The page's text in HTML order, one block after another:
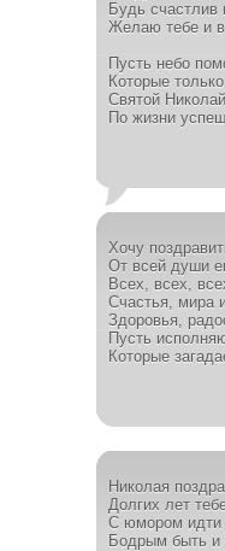
Будь
Желаю тебе и
Пусть небо
Которые
Святой
По жизни
Хочу
От всей души
Всех, всех,
Счастья, мира
Здоровья,
Пусть
Которые
Николая
Долгих лет
С юмором идти
Бодрым быть и